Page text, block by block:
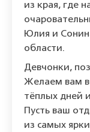
из края, где
Юлия и
области.
Девчонки,
Желаем вам
тёплых дней
Пусть ваш
из самых